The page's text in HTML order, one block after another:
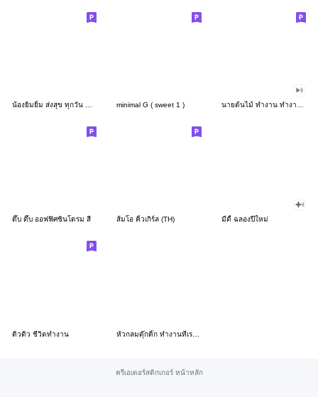
minimal G ( sweet 1 )
ดึ๊บ ดึ๊บ ออฟฟิศซินโดรม สี่ ส้มโอ คิ้วเกิร์ล (TH) มีดี้ ฉลองปีใหม่
ดิวดิว ชีวิตทำงาน
ครีเอเตอร์สติกเกอร์ หน้าหลัก